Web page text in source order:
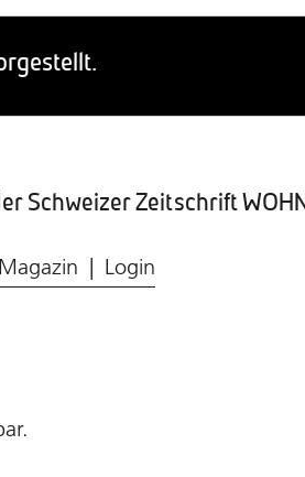
Schweizer Zeitschrift
Magazin Login